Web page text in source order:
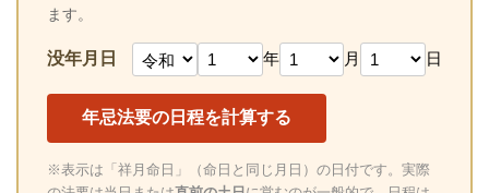
ます。
没年月日 年 月 日
年忌法要の日程を計算する
※表示は「祥月命日」（命日と同じ月日）の日付です。実際